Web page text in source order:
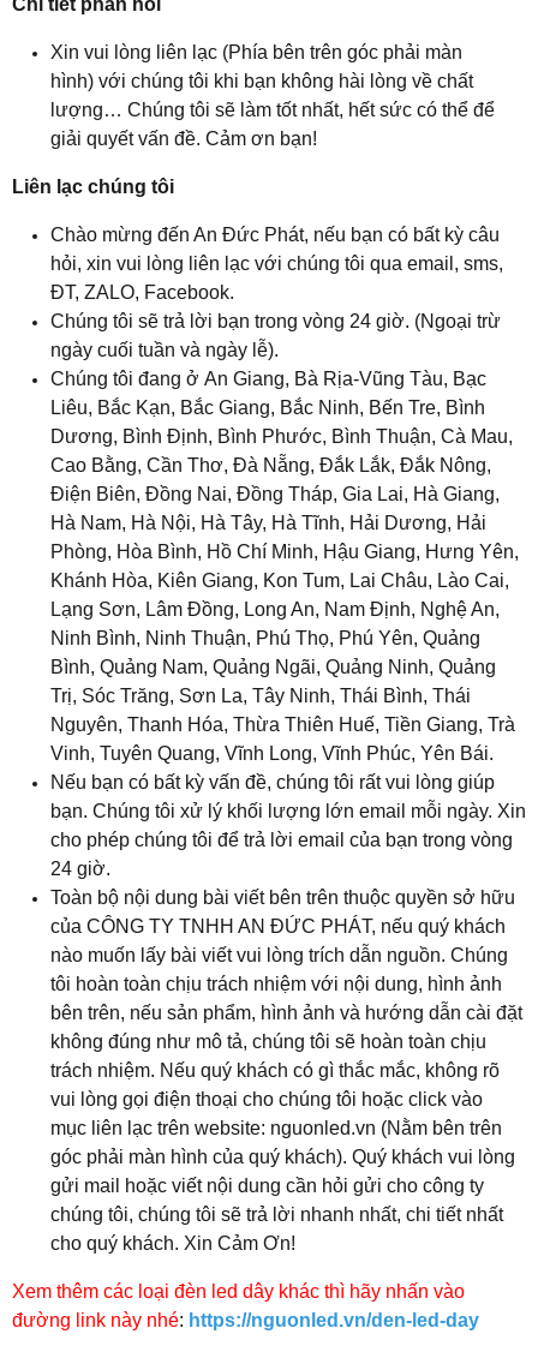
Chi tiết phản hồi
Xin vui lòng liên lạc (Phía bên trên góc phải màn
hình) với chúng tôi khi bạn không hài lòng về chất
lượng… Chúng tôi sẽ làm tốt nhất, hết sức có thể để
giải quyết vấn đề. Cảm ơn bạn!
Liên lạc chúng tôi
Chào mừng đến An Đức Phát, nếu bạn có bất kỳ câu
hỏi, xin vui lòng liên lạc với chúng tôi qua email, sms,
ĐT, ZALO, Facebook.
Chúng tôi sẽ trả lời bạn trong vòng 24 giờ. (Ngoại trừ
ngày cuối tuần và ngày lễ).
Chúng tôi đang ở An Giang, Bà Rịa-Vũng Tàu, Bạc
Liêu, Bắc Kạn, Bắc Giang, Bắc Ninh, Bến Tre, Bình
Dương, Bình Định, Bình Phước, Bình Thuận, Cà Mau,
Cao Bằng, Cần Thơ, Đà Nẵng, Đắk Lắk, Đắk Nông,
Điện Biên, Đồng Nai, Đồng Tháp, Gia Lai, Hà Giang,
Hà Nam, Hà Nội, Hà Tây, Hà Tĩnh, Hải Dương, Hải
Phòng, Hòa Bình, Hồ Chí Minh, Hậu Giang, Hưng Yên,
Khánh Hòa, Kiên Giang, Kon Tum, Lai Châu, Lào Cai,
Lạng Sơn, Lâm Đồng, Long An, Nam Định, Nghệ An,
Ninh Bình, Ninh Thuận, Phú Thọ, Phú Yên, Quảng
Bình, Quảng Nam, Quảng Ngãi, Quảng Ninh, Quảng
Trị, Sóc Trăng, Sơn La, Tây Ninh, Thái Bình, Thái
Nguyên, Thanh Hóa, Thừa Thiên Huế, Tiền Giang, Trà
Vinh, Tuyên Quang, Vĩnh Long, Vĩnh Phúc, Yên Bái.
Nếu bạn có bất kỳ vấn đề, chúng tôi rất vui lòng giúp
bạn. Chúng tôi xử lý khối lượng lớn email mỗi ngày. Xin
cho phép chúng tôi để trả lời email của bạn trong vòng
24 giờ.
Toàn bộ nội dung bài viết bên trên thuộc quyền sở hữu
của CÔNG TY TNHH AN ĐỨC PHÁT, nếu quý khách
nào muốn lấy bài viết vui lòng trích dẫn nguồn. Chúng
tôi hoàn toàn chịu trách nhiệm với nội dung, hình ảnh
bên trên, nếu sản phẩm, hình ảnh và hướng dẫn cài đặt
không đúng như mô tả, chúng tôi sẽ hoàn toàn chịu
trách nhiệm. Nếu quý khách có gì thắc mắc, không rõ
vui lòng gọi điện thoại cho chúng tôi hoặc click vào
mục liên lạc trên website: nguonled.vn (Nằm bên trên
góc phải màn hình của quý khách). Quý khách vui lòng
gửi mail hoặc viết nội dung cần hỏi gửi cho công ty
chúng tôi, chúng tôi sẽ trả lời nhanh nhất, chi tiết nhất
cho quý khách. Xin Cảm Ơn!
Xem thêm các loại đèn led dây khác thì hãy nhấn vào
đường link này nhé: https://nguonled.vn/den-led-day